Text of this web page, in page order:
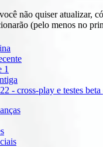
não quiser atualizar,
(pelo menos no
1
- cross-play e testes